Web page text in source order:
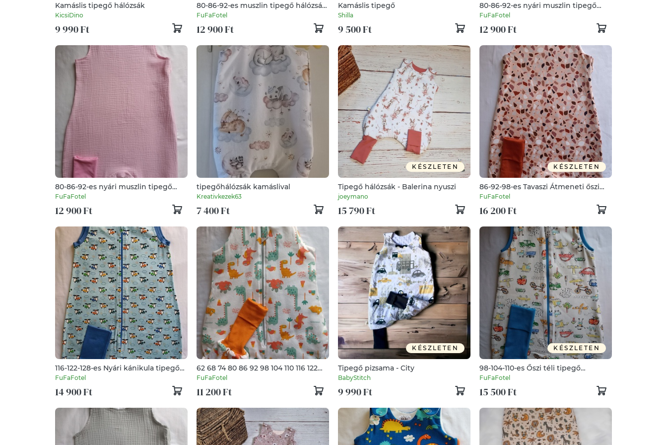
Kamáslis tipegő hálózsák
KicsiDino
9 990 Ft
80-86-92-es muszlin tipegő hálózsák
nyári duplagéz pamut dínós
FuFaFotel
12 900 Ft
Kamáslis tipegő
Shilla
9 500 Ft
80-86-92-es nyári muszlin tipegő
hálózsák duplagéz rózsa
FuFaFotel
12 900 Ft
80-86-92-es nyári muszlin tipegő
hálózsák duplagéz halvány lilásrózsa
FuFaFotel
12 900 Ft
tipegőhálózsák kamáslival
Kreativkezek63
7 400 Ft
KÉSZLETEN
Tipegő hálózsák - Balerina nyuszi
joeymano
15 790 Ft
KÉSZLETEN
86-92-98-es Tavaszi Átmeneti őszi
tipegő hálózsák pamut 22-24 fokba
FuFaFotel
16 200 Ft
116-122-128-es Nyári kánikula tipegő
hálózsák vékonyabb mint a muszlin
FuFaFotel
14 900 Ft
62 68 74 80 86 92 98 104 110 116 122
128 134 140 146 152 Tavaszi Őszi
hálózsák dínós
FuFaFotel
11 200 Ft
KÉSZLETEN
Tipegő pizsama - City
BabyStitch
9 990 Ft
KÉSZLETEN
98-104-110-es Őszi téli tipegő
hálózsák átmeneti pamut
FuFaFotel
15 500 Ft